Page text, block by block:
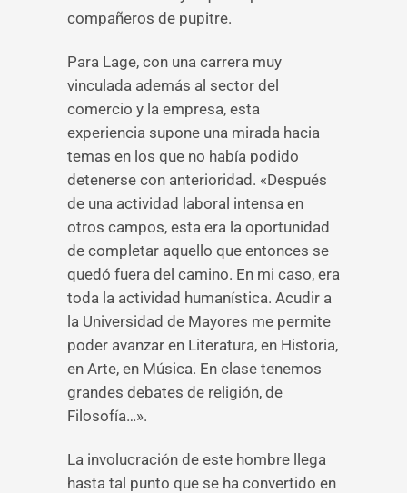
compañeros de pupitre.
Para Lage, con una carrera muy
vinculada además al sector del
comercio y la empresa, esta
experiencia supone una mirada hacia
temas en los que no había podido
detenerse con anterioridad. «Después
de una actividad laboral intensa en
otros campos, esta era la oportunidad
de completar aquello que entonces se
quedó fuera del camino. En mi caso, era
toda la actividad humanística. Acudir a
la Universidad de Mayores me permite
poder avanzar en Literatura, en Historia,
en Arte, en Música. En clase tenemos
grandes debates de religión, de
Filosofía…».
La involucración de este hombre llega
hasta tal punto que se ha convertido en